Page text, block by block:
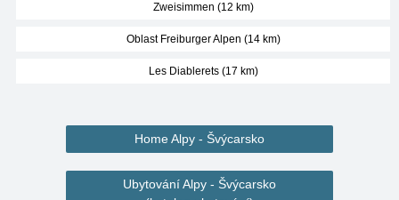
Zweisimmen (12 km)
Oblast Freiburger Alpen (14 km)
Les Diablerets (17 km)
Home Alpy - Švýcarsko
Ubytování Alpy - Švýcarsko